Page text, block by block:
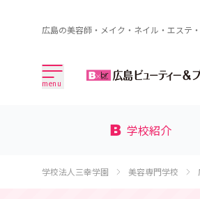
広島の美容師・メイク・ネイル・エステ
menu
学校紹介
学校法人三幸学園 美容専門学校